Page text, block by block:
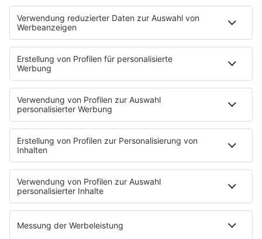
10.03.2025
INFO
Earth
24.02.2025 Folge 149
R.E.M. - It’s the End of the World as We
17.02.2025 Folge 148
Kim Carnes - Bette Davis Eyes
INFO